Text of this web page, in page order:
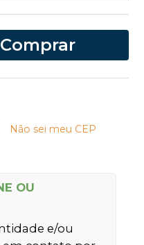
Comprar
Não sei meu CEP
OU
e/ou